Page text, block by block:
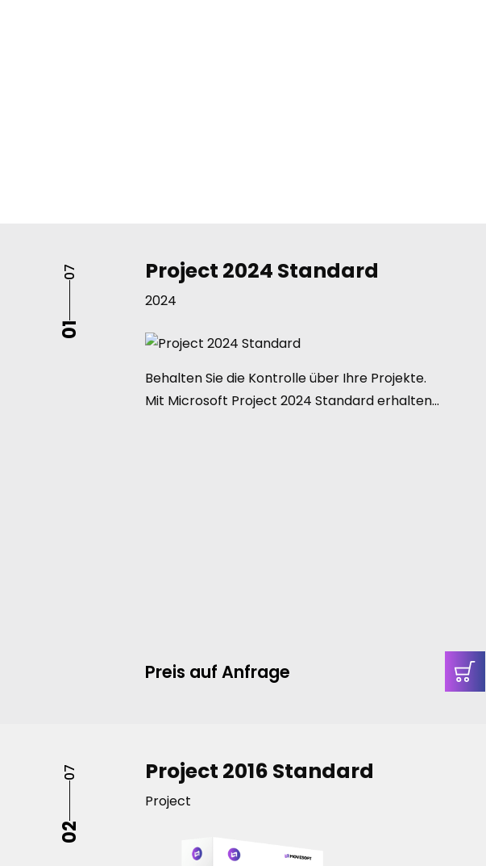
Project 2024 Standard
2024
Behalten Sie die Kontrolle über Ihre Projekte.
Mit Microsoft Project 2024 Standard erhalten
Preis auf Anfrage
01
07
Project 2016 Standard
Project
02
07